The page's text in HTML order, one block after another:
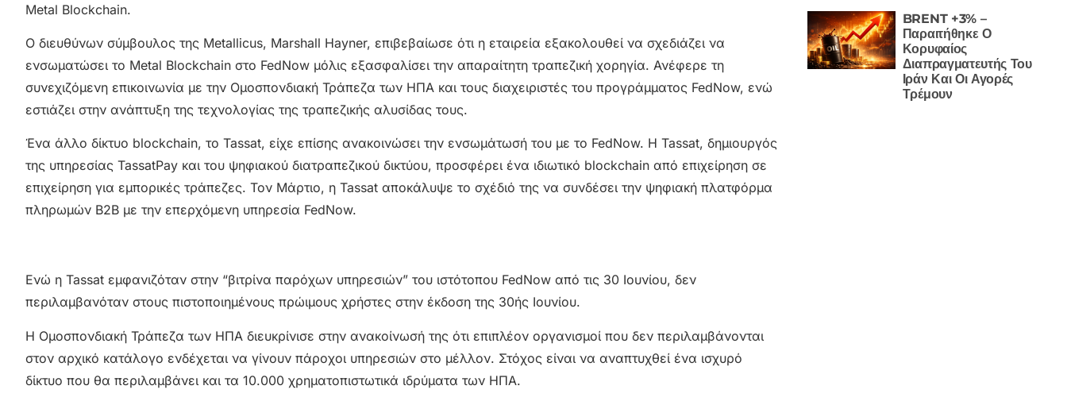
Metal Blockchain.
Ο διευθύνων σύμβουλος της Metallicus, Marshall Hayner, επιβεβαίωσε ότι η εταιρεία εξακολουθεί να σχεδιάζει να
ενσωματώσει το Metal Blockchain στο FedNow μόλις εξασφαλίσει την απαραίτητη τραπεζική χορηγία. Ανέφερε τη
συνεχιζόμενη επικοινωνία με την Ομοσπονδιακή Τράπεζα των ΗΠΑ και τους διαχειριστές του προγράμματος FedNow, ενώ
εστιάζει στην ανάπτυξη της τεχνολογίας της τραπεζικής αλυσίδας τους.
Ένα άλλο δίκτυο blockchain, το Tassat, είχε επίσης ανακοινώσει την ενσωμάτωσή του με το FedNow. Η Tassat, δημιουργός
της υπηρεσίας TassatPay και του ψηφιακού διατραπεζικού δικτύου, προσφέρει ένα ιδιωτικό blockchain από επιχείρηση σε
επιχείρηση για εμπορικές τράπεζες. Τον Μάρτιο, η Tassat αποκάλυψε το σχέδιό της να συνδέσει την ψηφιακή πλατφόρμα
πληρωμών B2B με την επερχόμενη υπηρεσία FedNow.
Ενώ η Tassat εμφανιζόταν στην “βιτρίνα παρόχων υπηρεσιών” του ιστότοπου FedNow από τις 30 Ιουνίου, δεν
περιλαμβανόταν στους πιστοποιημένους πρώιμους χρήστες στην έκδοση της 30ής Ιουνίου.
Η Ομοσπονδιακή Τράπεζα των ΗΠΑ διευκρίνισε στην ανακοίνωσή της ότι επιπλέον οργανισμοί που δεν περιλαμβάνονται
στον αρχικό κατάλογο ενδέχεται να γίνουν πάροχοι υπηρεσιών στο μέλλον. Στόχος είναι να αναπτυχθεί ένα ισχυρό
δίκτυο που θα περιλαμβάνει και τα 10.000 χρηματοπιστωτικά ιδρύματα των ΗΠΑ.
BRENT +3% –
Παραιτήθηκε Ο
Κορυφαίος
Διαπραγματευτής Του
Ιράν Και Οι Αγορές
Τρέμουν